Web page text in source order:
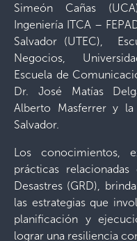
Simeón Cañas
Ingeniería ITCA –
Salvador (UTEC),
Negocios,
Escuela de
Dr. José Matías
Alberto Masferrer y
Salvador.
Los conocimientos,
prácticas
Desastres (GRD),
las estrategias que
planificación y
lograr una resiliencia